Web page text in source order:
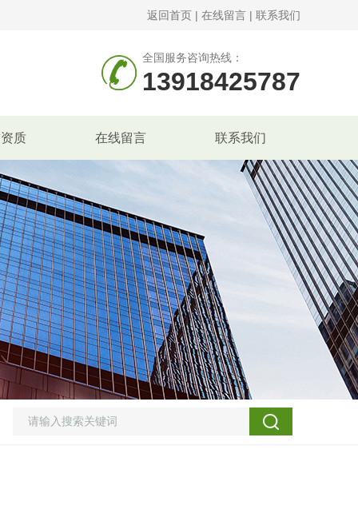
返回首页 | 在线留言 | 联系我们
全国服务咨询热线：
13918425787
质 在线留言 联系我们